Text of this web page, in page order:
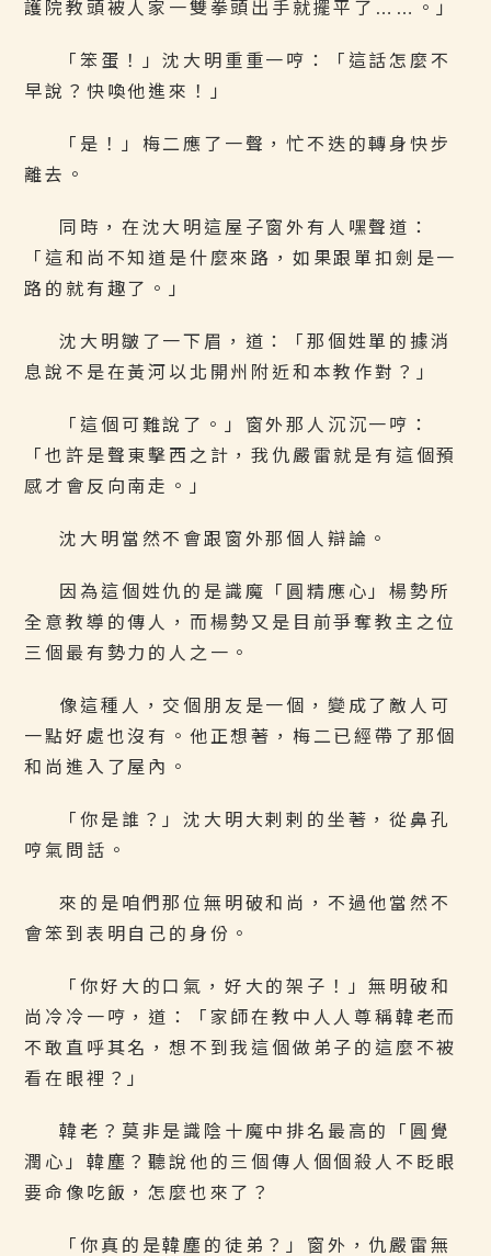
護院教頭被人家一雙拳頭出手就擺平了……。」
「笨蛋！」沈大明重重一哼：「這話怎麼不
早說？快喚他進來！」
「是！」梅二應了一聲，忙不迭的轉身快步
離去。
同時，在沈大明這屋子窗外有人嘿聲道：
「這和尚不知道是什麼來路，如果跟單扣劍是一
路的就有趣了。」
沈大明皺了一下眉，道：「那個姓單的據消
息說不是在黃河以北開州附近和本教作對？」
「這個可難說了。」窗外那人沉沉一哼：
「也許是聲東擊西之計，我仇嚴雷就是有這個預
感才會反向南走。」
沈大明當然不會跟窗外那個人辯論。
因為這個姓仇的是識魔「圓精應心」楊勢所
全意教導的傳人，而楊勢又是目前爭奪教主之位
三個最有勢力的人之一。
像這種人，交個朋友是一個，變成了敵人可
一點好處也沒有。他正想著，梅二已經帶了那個
和尚進入了屋內。
「你是誰？」沈大明大剌剌的坐著，從鼻孔
哼氣問話。
來的是咱們那位無明破和尚，不過他當然不
會笨到表明自己的身份。
「你好大的口氣，好大的架子！」無明破和
尚冷冷一哼，道：「家師在教中人人尊稱韓老而
不敢直呼其名，想不到我這個做弟子的這麼不被
看在眼裡？」
韓老？莫非是識陰十魔中排名最高的「圓覺
潤心」韓塵？聽說他的三個傳人個個殺人不眨眼
要命像吃飯，怎麼也來了？
「你真的是韓塵的徒弟？」窗外，仇嚴雷無